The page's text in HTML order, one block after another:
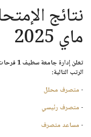
نتائج
ماي 2025
تعلن إدارة جامعة سطيف 1 فرحات عباس
الرتب التالية:
- متصرف محلل
- متصرف رئيسي
- مساعد متصرف